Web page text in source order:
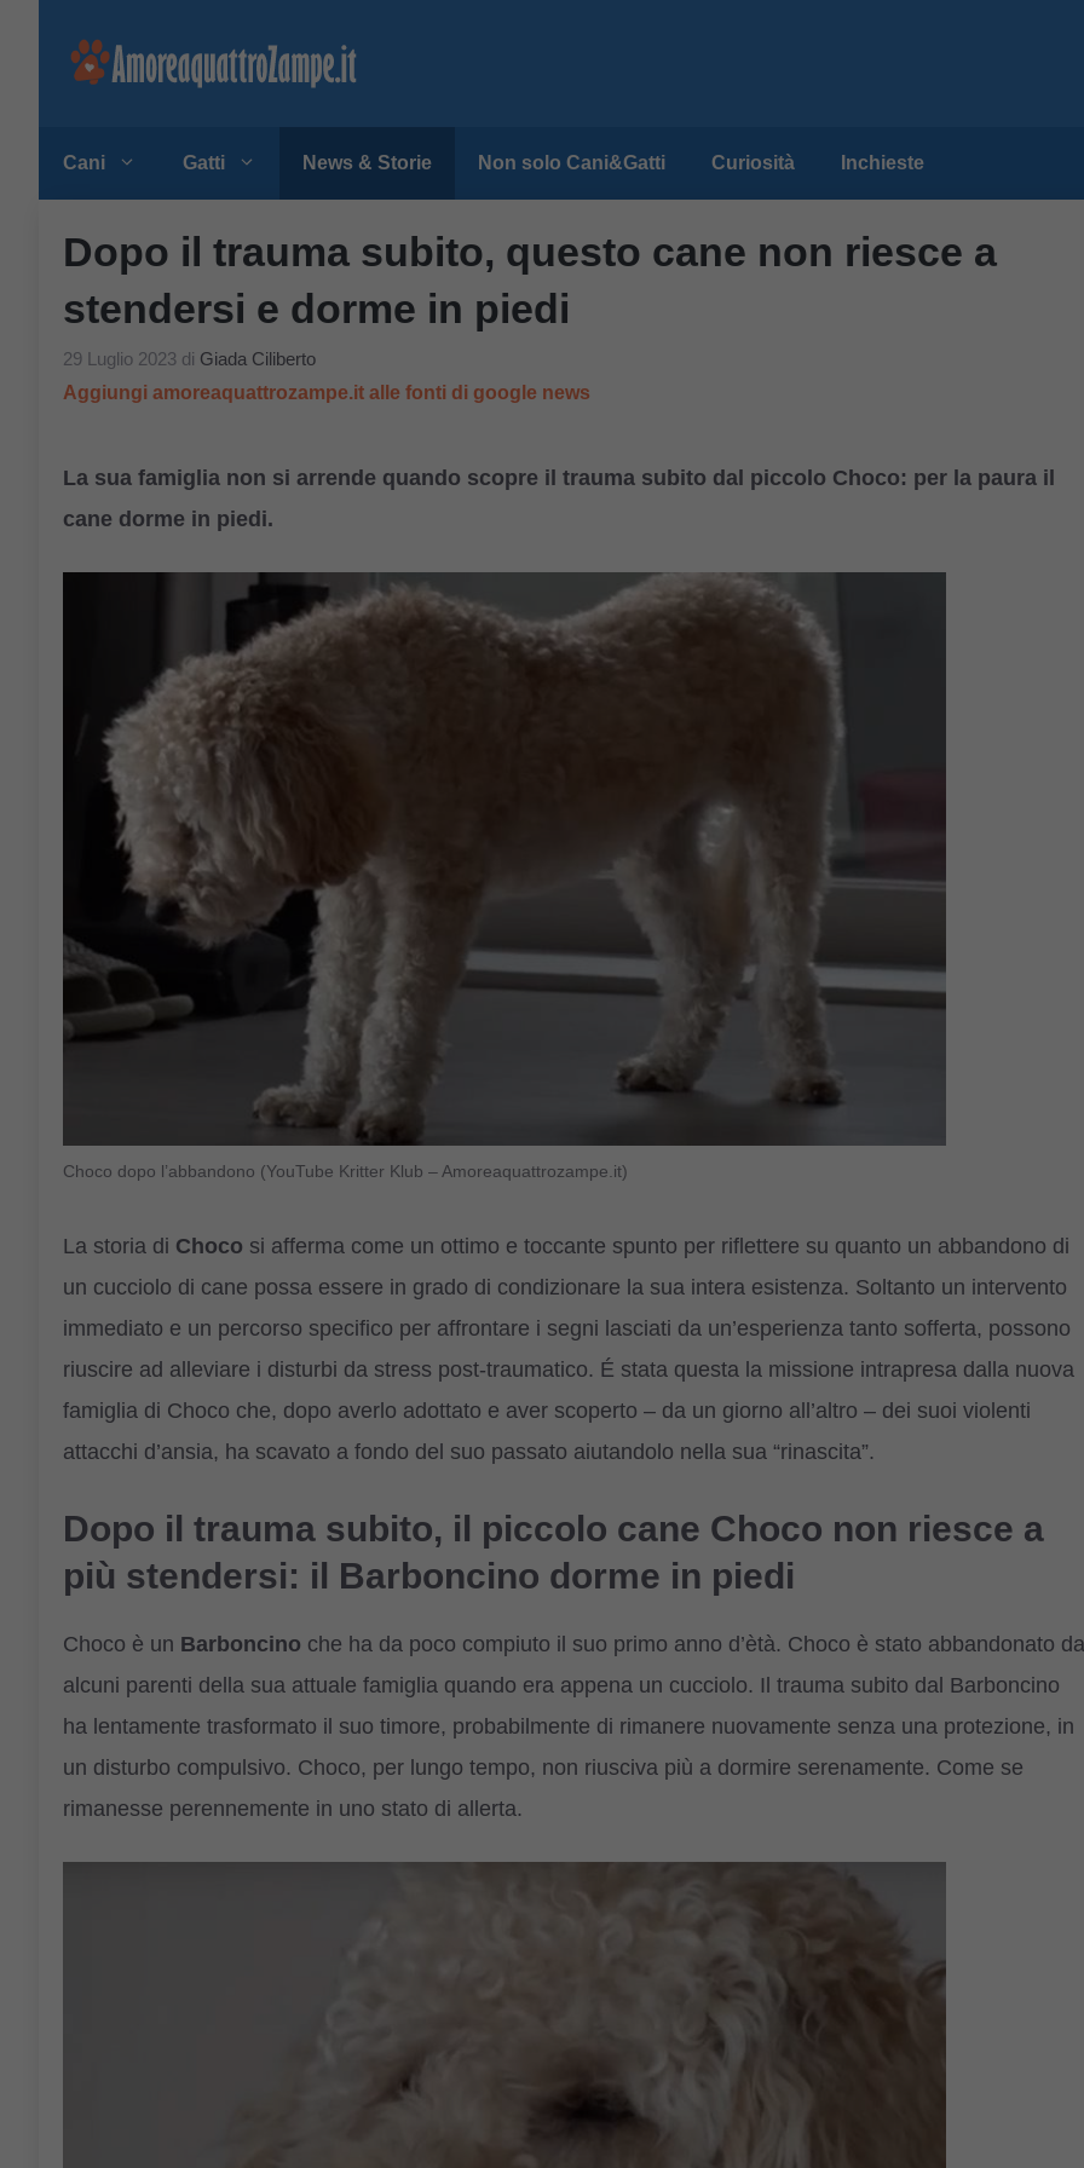
Cani Gatti News & Storie Non solo Cani&Gatti Curiosità Inchieste
Dopo il trauma subito, questo cane non riesce a
stendersi e dorme in piedi
29 Luglio 2023 di Giada Ciliberto
Aggiungi amoreaquattrozampe.it alle fonti di google news
La sua famiglia non si arrende quando scopre il trauma subito dal piccolo Choco: per la paura il
cane dorme in piedi.
Choco dopo l’abbandono (YouTube Kritter Klub – Amoreaquattrozampe.it)
La storia di Choco si afferma come un ottimo e toccante spunto per riflettere su quanto un abbandono di
un cucciolo di cane possa essere in grado di condizionare la sua intera esistenza. Soltanto un intervento
immediato e un percorso specifico per affrontare i segni lasciati da un’esperienza tanto sofferta, possono
riuscire ad alleviare i disturbi da stress post-traumatico. É stata questa la missione intrapresa dalla nuova
famiglia di Choco che, dopo averlo adottato e aver scoperto – da un giorno all’altro – dei suoi violenti
attacchi d’ansia, ha scavato a fondo del suo passato aiutandolo nella sua “rinascita”.
Dopo il trauma subito, il piccolo cane Choco non riesce a
più stendersi: il Barboncino dorme in piedi
Choco è un Barboncino che ha da poco compiuto il suo primo anno d’ètà. Choco è stato abbandonato da
alcuni parenti della sua attuale famiglia quando era appena un cucciolo. Il trauma subito dal Barboncino
ha lentamente trasformato il suo timore, probabilmente di rimanere nuovamente senza una protezione, in
un disturbo compulsivo. Choco, per lungo tempo, non riusciva più a dormire serenamente. Come se
rimanesse perennemente in uno stato di allerta.